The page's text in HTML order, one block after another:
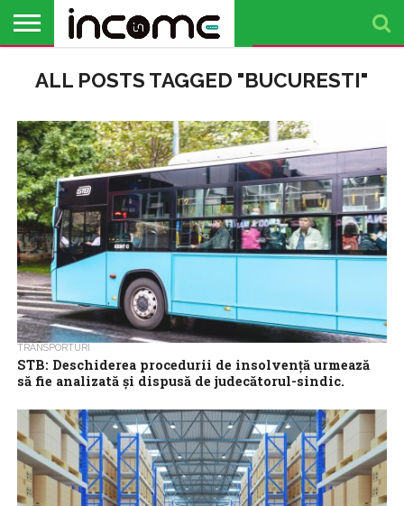
PROFIL DE
ANTREPRENOR
BUSINESS
ANALIZE
OPINII
FINANȚE
PERSONALE
TIMP
LIBER
ALL POSTS TAGGED "BUCURESTI"
TRANSPORTURI
STB: Deschiderea procedurii de insolvență urmează
să fie analizată și dispusă de judecătorul-sindic.
condiții normale
Societatea de Transport București a depus joi, la Tribunalul
București, cererea de deschidere a procedurii insolvenței, care
va fi analizată de judecătorul...